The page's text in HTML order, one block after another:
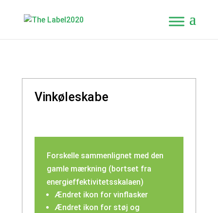
Vinkøleskabe
Forskelle sammenlignet med den
gamle mærkning (bortset fra
energieffektivitetsskalaen)
Ændret ikon for vinflasker
Ændret ikon for støj og